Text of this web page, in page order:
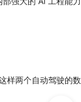
样两个自动驾驶的数